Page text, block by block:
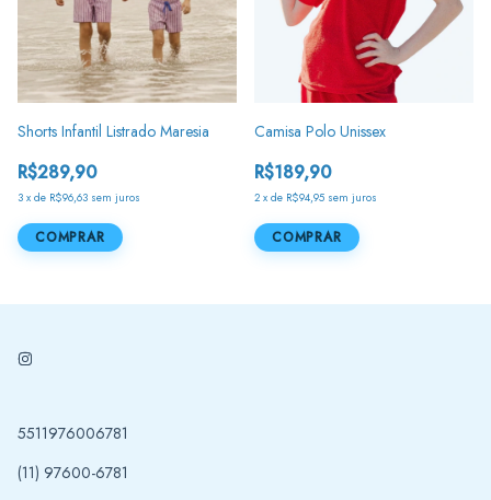
Shorts Infantil Listrado Maresia
R$289,90
3 x de R$96,63 sem juros
COMPRAR
Camisa Polo Unissex
R$189,90
2 x de R$94,95 sem juros
COMPRAR
5511976006781
(11) 97600-6781